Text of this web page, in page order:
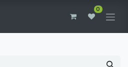
0